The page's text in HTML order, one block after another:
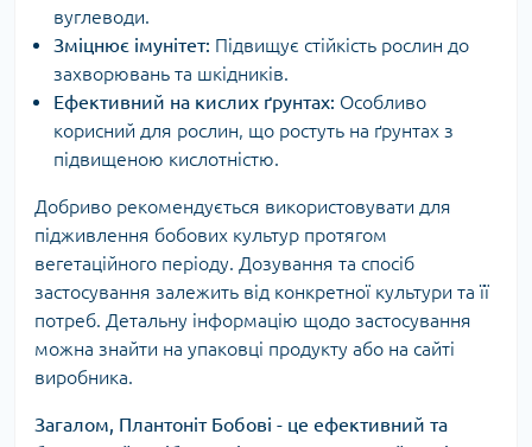
вуглеводи.
Зміцнює імунітет: Підвищує стійкість рослин до
захворювань та шкідників.
Ефективний на кислих ґрунтах: Особливо
корисний для рослин, що ростуть на ґрунтах з
підвищеною кислотністю.
Добриво рекомендується використовувати для
підживлення бобових культур протягом
вегетаційного періоду. Дозування та спосіб
застосування залежить від конкретної культури та її
потреб. Детальну інформацію щодо застосування
можна знайти на упаковці продукту або на сайті
виробника.
Загалом, Плантоніт Бобові - це ефективний та